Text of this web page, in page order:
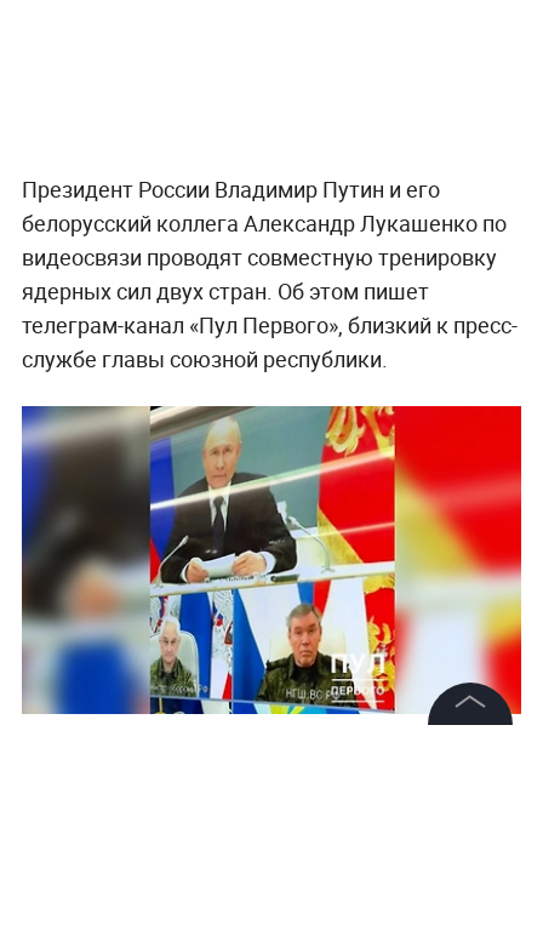
Президент России Владимир Путин и его
белорусский коллега Александр Лукашенко по
видеосвязи проводят совместную тренировку
ядерных сил двух стран. Об этом пишет
телеграм-канал «Пул Первого», близкий к пресс-
службе главы союзной республики.